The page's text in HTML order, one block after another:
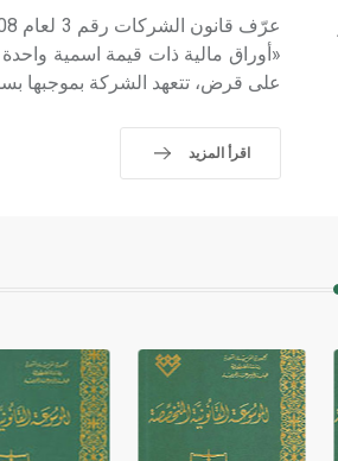
«أوراق مالية ذات قيمة اسمية
على قرض، تتعهد الشركة بموجبها
اقرأ المزيد